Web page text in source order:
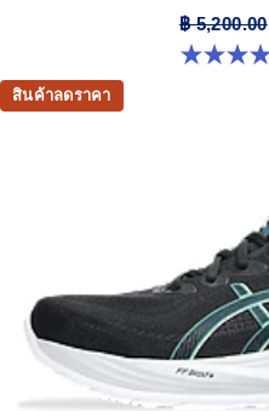
฿ 5,200.00
4.7 จาก 5 ดาว 384 รีวิว
สินค้าลดราคา